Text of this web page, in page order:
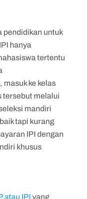
pendidikan untuk
hanya
tertentu
ke kelas
tersebut melalui
mandiri
tapi kurang
IPI dengan
khusus
atau IPI yang